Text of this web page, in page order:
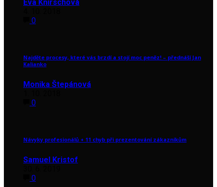
Eva Knirschová
0
Najděte procesy, které vás brzdí a stojí moc peněz! – přednáší Jan
Kalianko
Monika Štepánová
0
Návyky profesionálů + 11 chyb při prezentování zákazníkům
Samuel Kristof
0